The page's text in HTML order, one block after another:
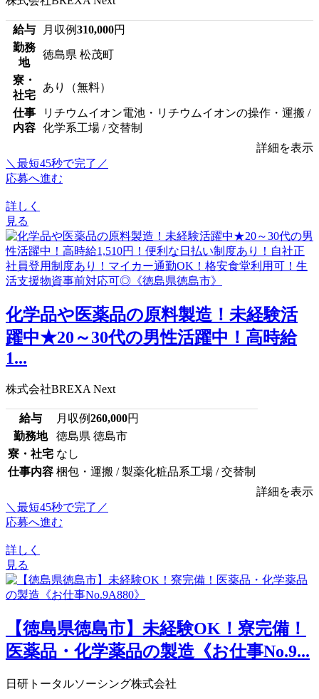
給与 月収例310,000円
勤務
地
徳島県 松茂町
寮・
社宅
あり（無料）
仕事
内容
リチウムイオン電池・リチウムイオンの操作・運搬 /
化学系工場 / 交替制
詳細を表示
＼最短45秒で完了／
応募へ進む
詳しく
見る
化学品や医薬品の原料製造！未経験活
躍中★20～30代の男性活躍中！高時給
1...
株式会社BREXA Next
給与 月収例260,000円
勤務地
徳島県 徳島市
寮・社宅 なし
仕事内容 梱包・運搬 / 製薬化粧品系工場 / 交替制
詳細を表示
＼最短45秒で完了／
応募へ進む
詳しく
見る
【徳島県徳島市】未経験OK！寮完備！
医薬品・化学薬品の製造《お仕事No.9...
日研トータルソーシング株式会社